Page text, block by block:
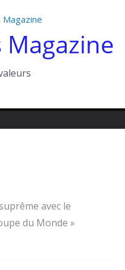
Magazine
avec le
du Monde »